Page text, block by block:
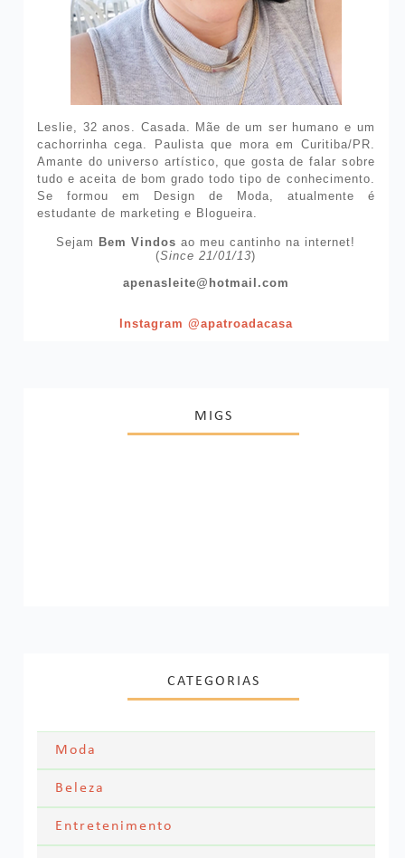
Leslie, 32 anos. Casada. Mãe de um ser humano e um
cachorrinha cega. Paulista que mora em Curitiba/PR.
Amante do universo artístico, que gosta de falar sobre
tudo e aceita de bom grado todo tipo de conhecimento.
Se formou em Design de Moda, atualmente é
estudante de marketing e Blogueira.
Sejam Bem Vindos ao meu cantinho na internet!
(Since 21/01/13)
apenasleite@hotmail.com
Instagram @apatroadacasa
MIGS
CATEGORIAS
Moda
Moda Festa
Acessórios
Beleza
Skincare
Entretenimento